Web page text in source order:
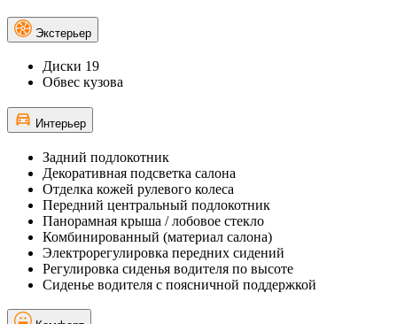
Экстерьер
Диски 19
Обвес кузова
Интерьер
Задний подлокотник
Декоративная подсветка салона
Отделка кожей рулевого колеса
Передний центральный подлокотник
Панорамная крыша / лобовое стекло
Комбинированный (материал салона)
Электрорегулировка передних сидений
Регулировка сиденья водителя по высоте
Сиденье водителя с поясничной поддержкой